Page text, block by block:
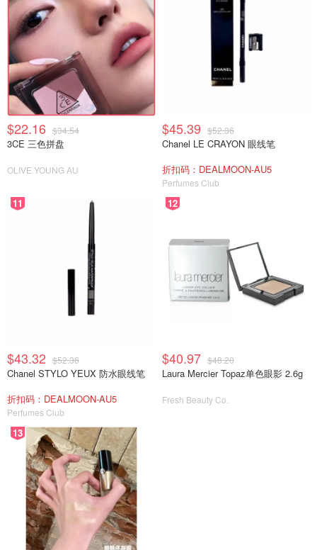
$22.16 $34.54
3CE 三色拼盘
OLIVE YOUNG AU
$45.39 $52.36
Chanel LE CRAYON 眼线笔
折扣码：DEALMOON-AU5
Perfumes Club
11
$43.32 $52.36
Chanel STYLO YEUX 防水眼线笔
折扣码：DEALMOON-AU5
Perfumes Club
12
$40.97 $48.20
Laura Mercier Topaz单色眼影 2.6g
Fresh Beauty Co.
13